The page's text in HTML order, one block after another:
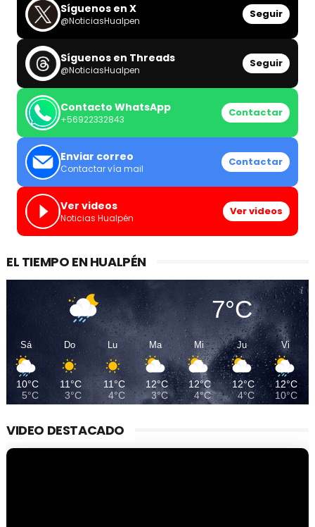
Síguenos en X
@NoticiasHualpen Seguir
Síguenos en Threads
@NoticiasHualpen Seguir
Contacto WhatsApp
+56922332843 Contactar
Enviar correo
Contactar vía mail Contactar
Ver videos
Noticias Hualpén Ver videos
EL TIEMPO EN HUALPÉN
7°C
Sá
10°C
5°C
Do
11°C
3°C
Lu
11°C
4°C
Ma
12°C
3°C
Mi
12°C
4°C
Ju
12°C
4°C
Vi
12°C
10°C
VIDEO DESTACADO